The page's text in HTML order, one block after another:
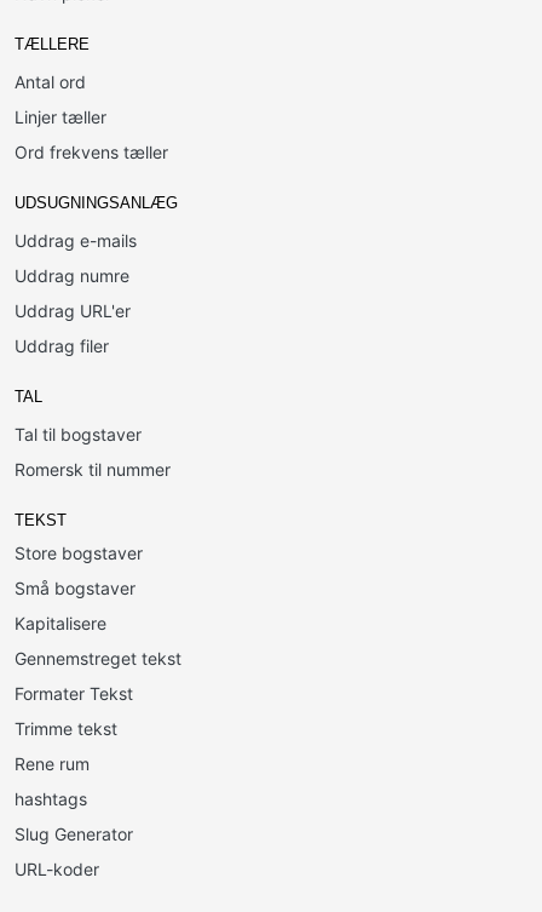
TÆLLERE
Antal ord
Linjer tæller
Ord frekvens tæller
UDSUGNINGSANLÆG
Uddrag e-mails
Uddrag numre
Uddrag URL'er
Uddrag filer
TAL
Tal til bogstaver
Romersk til nummer
TEKST
Store bogstaver
Små bogstaver
Kapitalisere
Gennemstreget tekst
Formater Tekst
Trimme tekst
Rene rum
hashtags
Slug Generator
URL-koder